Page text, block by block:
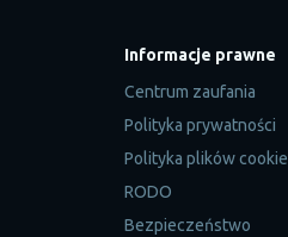
Informacje prawne
Centrum zaufania
Polityka prywatności
Polityka plików cookie
RODO
Bezpieczeństwo